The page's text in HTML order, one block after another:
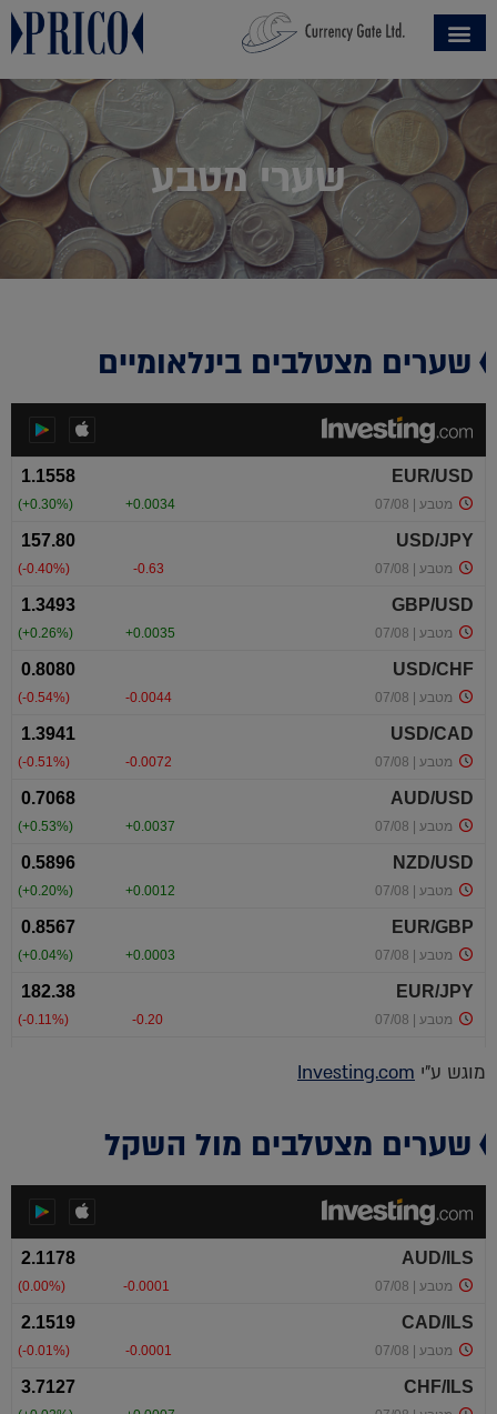
שערי מטבע
שערים מצטלבים בינלאומיים
מוגש ע"י Investing.com
שערים מצטלבים מול השקל